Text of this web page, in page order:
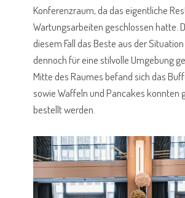
Konferenzraum, da das eigentliche
Wartungsarbeiten geschlossen hatte.
diesem Fall das Beste aus der
dennoch für eine stilvolle Umgebung
Mitte des Raumes befand sich das
sowie Waffeln und Pancakes konnten
bestellt werden.